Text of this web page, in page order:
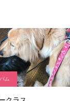
ム